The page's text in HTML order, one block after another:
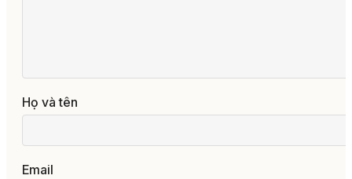
Họ và tên
Email